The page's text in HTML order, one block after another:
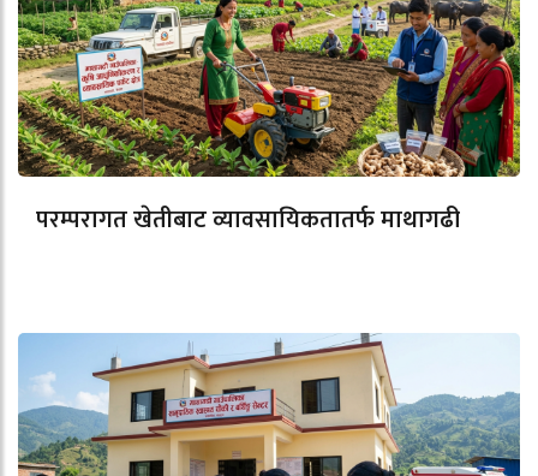
परम्परागत खेतीबाट व्यावसायिकतातर्फ माथागढी